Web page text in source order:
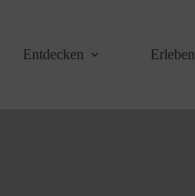
Entdecken Erleben